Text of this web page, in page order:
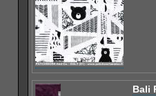
Bali